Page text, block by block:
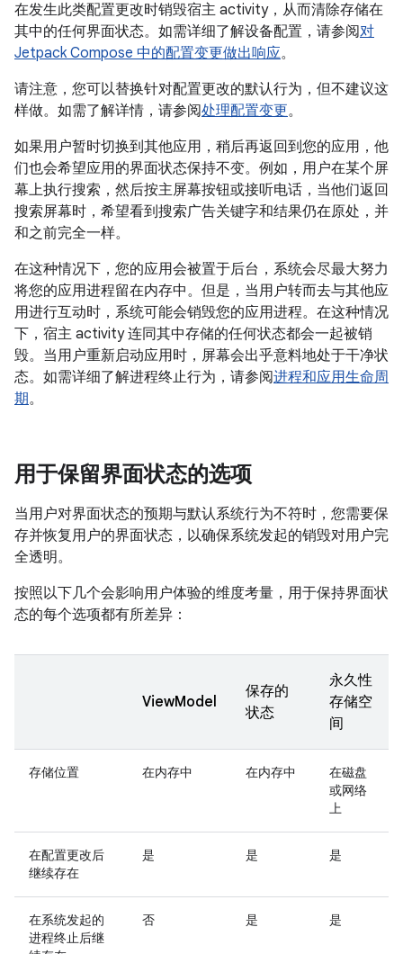
在发生此类配置更改时销毁宿主 activity，从而清除存储在
其中的任何界面状态。如需详细了解设备配置，请参阅对
Jetpack Compose 中的配置变更做出响应。
请注意，您可以替换针对配置更改的默认行为，但不建议这
样做。如需了解详情，请参阅处理配置变更。
如果用户暂时切换到其他应用，稍后再返回到您的应用，他
们也会希望应用的界面状态保持不变。例如，用户在某个屏
幕上执行搜索，然后按主屏幕按钮或接听电话，当他们返回
搜索屏幕时，希望看到搜索广告关键字和结果仍在原处，并
和之前完全一样。
在这种情况下，您的应用会被置于后台，系统会尽最大努力
将您的应用进程留在内存中。但是，当用户转而去与其他应
用进行互动时，系统可能会销毁您的应用进程。在这种情况
下，宿主 activity 连同其中存储的任何状态都会一起被销
毁。当用户重新启动应用时，屏幕会出乎意料地处于干净状
态。如需详细了解进程终止行为，请参阅进程和应用生命周
期。
用于保留界面状态的选项
当用户对界面状态的预期与默认系统行为不符时，您需要保
存并恢复用户的界面状态，以确保系统发起的销毁对用户完
全透明。
按照以下几个会影响用户体验的维度考量，用于保持界面状
态的每个选项都有所差异：
ViewModel
保存的
状态
永久性
存储空
间
存储位置 在内存中 在内存中
在磁盘
或网络
上
在配置更改后
继续存在
是 是 是
在系统发起的
进程终止后继
否 是 是